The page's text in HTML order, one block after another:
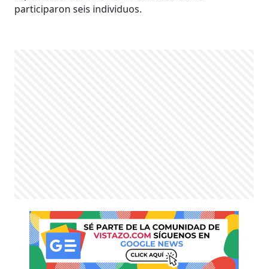
participaron seis individuos.